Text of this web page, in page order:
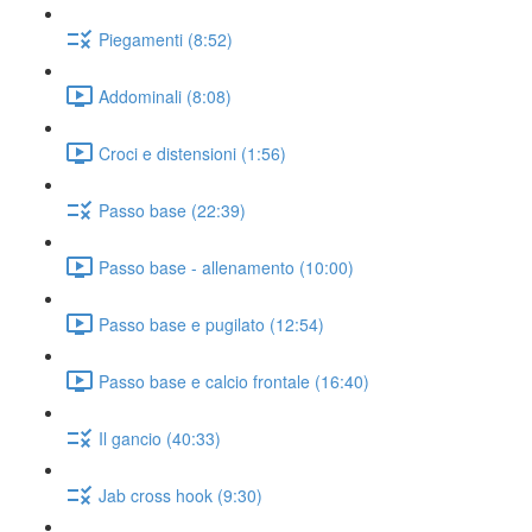
Piegamenti (8:52)
Addominali (8:08)
Croci e distensioni (1:56)
Passo base (22:39)
Passo base - allenamento (10:00)
Passo base e pugilato (12:54)
Passo base e calcio frontale (16:40)
Il gancio (40:33)
Jab cross hook (9:30)